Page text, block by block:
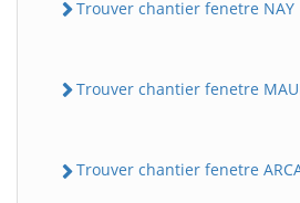
Trouver chantier fenetre NAY
Trouver chantier fenetre
Trouver chantier fenetre